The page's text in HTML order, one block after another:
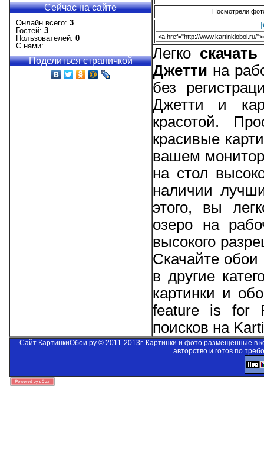
Сейчас на сайте
Онлайн всего: 3
Гостей: 3
Пользователей: 0
С нами:
Поделиться страничкой
Посмотрели
Легко
Джетти на
без
Джетти и
красотой.
красивые
вашем
на стол
наличии
этого, вы
озеро на
высокого
Скачайте обои
в другие
картинки и
feature is for
поисков на
Сайт КартинкиОбои.ру © 2011-2013г. Картинки и фото размещенные в
авторство и готов по